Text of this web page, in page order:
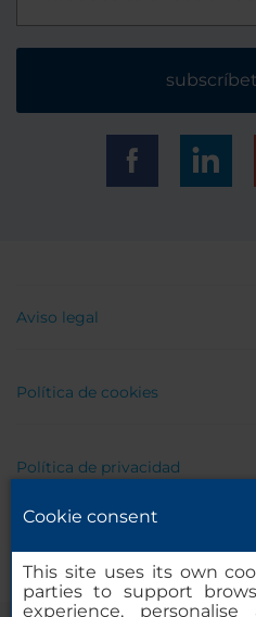
Aviso legal
Política de cookies
Política de privacidad
Cookie consent
This site uses its own
parties to support
experience,